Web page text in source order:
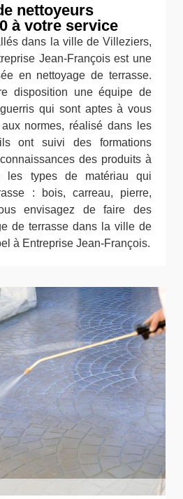
nettoyeurs
à votre service
dans la ville de Villeziers,
Jean-François est une
en nettoyage de terrasse.
disposition une équipe de
qui sont aptes à vous
normes, réalisé dans les
ont suivi des formations
des produits à
les types de matériau qui
: bois, carreau, pierre,
envisagez de faire des
de terrasse dans la ville de
à Entreprise Jean-François.